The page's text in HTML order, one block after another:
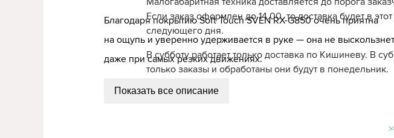
Благодаря покрытию Soft Touch SVEN RX-G850 очень приятна
на ощупь и уверенно удерживается в руке — она не выскользнет
даже при самых резких движениях.
Показать все описание
Если заказ оформлен до 14.00, то доставка будет в
следующего дня.
В субботу работает только доставка по Кишиневу. В
только заказы и обработаны они будут в понедельник.